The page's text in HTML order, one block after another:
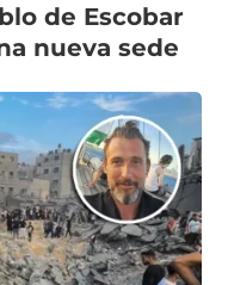
de Escobar
nueva sede